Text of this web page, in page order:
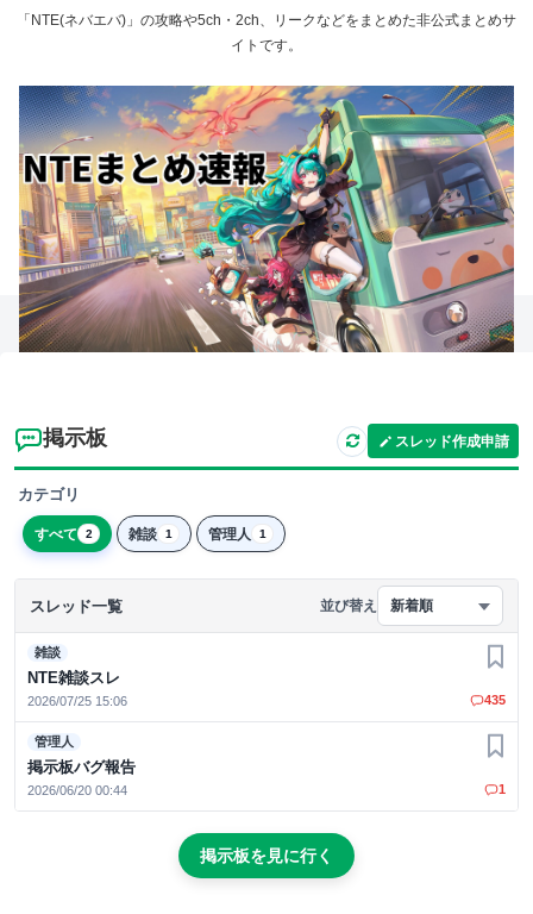
「NTE(ネバエバ)」の攻略や5ch・2ch、リークなどをまとめた非公式まとめサ
イトです。
掲示板 スレッド作成申請
カテゴリ
すべて 2 雑談 1 管理人 1
スレッド一覧 並び替え 新着順
雑談
NTE雑談スレ
2026/07/25 15:06
お気
435
管理人
掲示板バグ報告
2026/06/20 00:44
お気
1
掲示板を見に行く